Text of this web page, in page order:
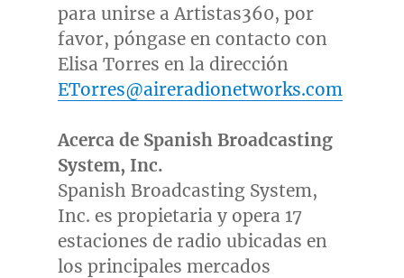
para unirse a Artistas360, por
favor, póngase en contacto con
Elisa Torres en la dirección
ETorres@aireradionetworks.com
Acerca de Spanish Broadcasting
System, Inc.
Spanish Broadcasting System,
Inc. es propietaria y opera 17
estaciones de radio ubicadas en
los principales mercados